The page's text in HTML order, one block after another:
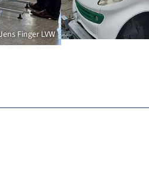
Finger LVW